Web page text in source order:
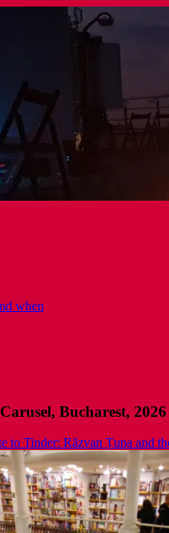
when
Bucharest, 2026
to Tinder: Răzvan Țupa and